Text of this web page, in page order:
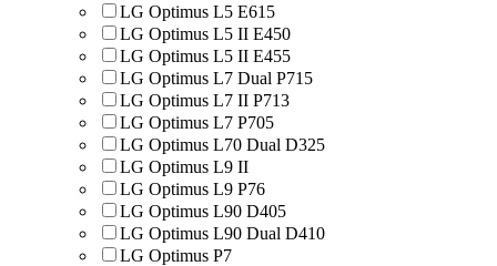
LG Optimus L5 E615
LG Optimus L5 II E450
LG Optimus L5 II E455
LG Optimus L7 Dual P715
LG Optimus L7 II P713
LG Optimus L7 P705
LG Optimus L70 Dual D325
LG Optimus L9 II
LG Optimus L9 P76
LG Optimus L90 D405
LG Optimus L90 Dual D410
LG Optimus P7